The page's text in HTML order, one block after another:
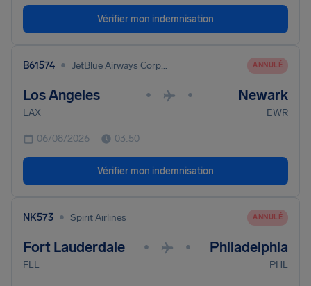
Vérifier mon indemnisation
B61574 • JetBlue Airways Corporation ANNULÉ
Los Angeles • • Newark
LAX EWR
06/08/2026 03:50
Vérifier mon indemnisation
NK573 • Spirit Airlines ANNULÉ
Fort Lauderdale • • Philadelphia
FLL PHL